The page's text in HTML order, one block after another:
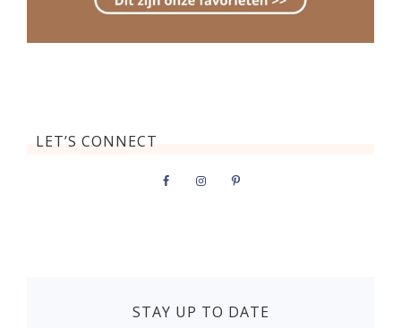
LET’S CONNECT
STAY UP TO DATE